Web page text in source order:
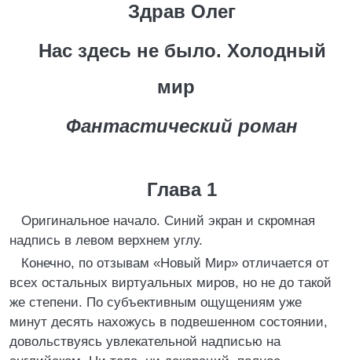
Здрав Олег
Нас здесь не было. Холодный
мир
Фантастический роман
Глава 1
Оригинальное начало. Синий экран и скромная
надпись в левом верхнем углу.
Конечно, по отзывам «Новый Мир» отличается от
всех остальных виртуальных миров, но не до такой
же степени. По субъективным ощущениям уже
минут десять нахожусь в подвешенном состоянии,
довольствуясь увлекательной надписью на